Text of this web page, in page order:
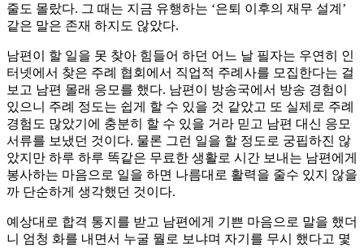
줄도 몰랐다. 그 때는 지금 유행하는 ‘은퇴 이후의 재무 설계’
같은 말은 존재 하지도 않았다.
남편이 할 일을 못 찾아 힘들어 하던 어느 날 필자는 우연히 인
터넷에서 찾은 주례 협회에서 직업적 주례사를 모집한다는 걸
보고 남편 몰래 응모를 했다. 남편이 방송국에서 방송 경험이
있으니 주례 정도는 쉽게 할 수 있을 것 같았고 또 실제로 주례
경험도 많았기에 충분히 할 수 있을 거라 믿고 남편 대신 응모
서류를 보냈던 것이다. 물론 그런 일을 할 정도로 궁핍하진 않
았지만 하루 하루 똑같은 무료한 생활로 시간 보내는 남편에게
봉사하는 마음으로 일을 하면 나름대로 활력을 줄수 있지 않을
까 단순하게 생각했던 것이다.
예상대로 합격 통지를 받고 남편에게 기쁜 마음으로 말을 했더
니 엄청 화를 내면서 누굴 뭘로 보냐며 자기를 무시 했다고 몇